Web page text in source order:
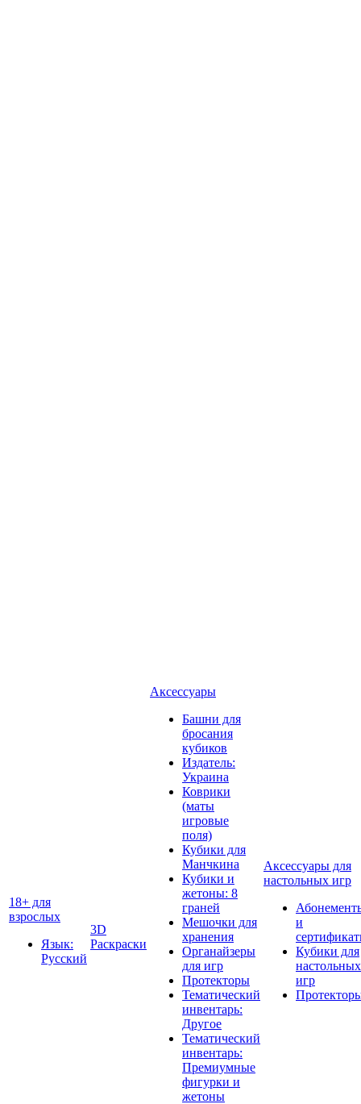
18+ для
взрослых
Язык:
Русский
3D
Раскраски
Аксессуары
Башни для
бросания
кубиков
Издатель:
Украина
Коврики
(маты
игровые
поля)
Кубики для
Манчкина
Кубики и
жетоны: 8
граней
Мешочки для
хранения
Органайзеры
для игр
Протекторы
Тематический
инвентарь:
Другое
Тематический
инвентарь:
Премиумные
фигурки и
жетоны
Аксессуары для
настольных игр
и
Кубики для
настольных
игр